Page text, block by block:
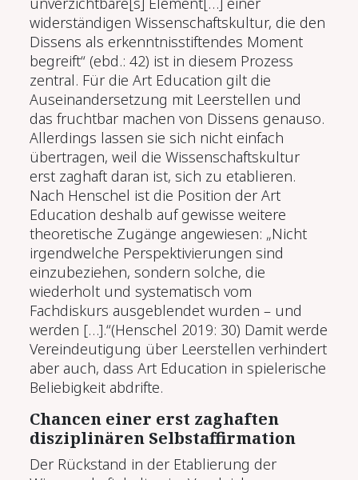
widerständigen Wissenschaftskultur, die den
Dissens als erkenntnisstiftendes Moment
begreift“ (ebd.: 42) ist in diesem Prozess
zentral. Für die Art Education gilt die
Auseinandersetzung mit Leerstellen und
das fruchtbar machen von Dissens genauso.
Allerdings lassen sie sich nicht einfach
übertragen, weil die Wissenschaftskultur
erst zaghaft daran ist, sich zu etablieren.
Nach Henschel ist die Position der Art
Education deshalb auf gewisse weitere
theoretische Zugänge angewiesen: „Nicht
irgendwelche Perspektivierungen sind
einzubeziehen, sondern solche, die
wiederholt und systematisch vom
Fachdiskurs ausgeblendet wurden – und
werden […].“(Henschel 2019: 30) Damit werde
Vereindeutigung über Leerstellen verhindert
aber auch, dass Art Education in spielerische
Beliebigkeit abdrifte.
Chancen einer erst zaghaften
disziplinären Selbstaffirmation
Der Rückstand in der Etablierung der